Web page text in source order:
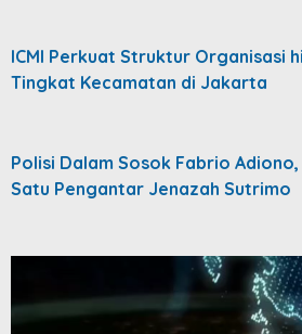
ICMI Perkuat Struktur Organisasi
Tingkat Kecamatan di Jakarta
Polisi Dalam Sosok Fabrio Adiono,
Satu Pengantar Jenazah Sutrimo